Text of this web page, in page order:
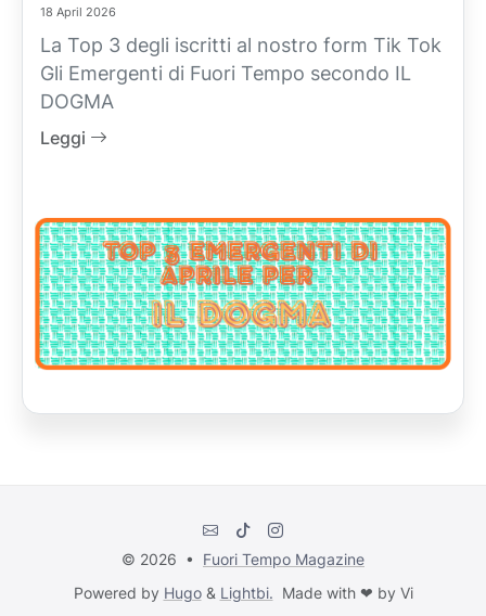
18 April 2026
La Top 3 degli iscritti al nostro form Tik Tok
Gli Emergenti di Fuori Tempo secondo IL
DOGMA
Leggi
© 2026 • Fuori Tempo Magazine
Powered by Hugo& Lightbi. Made with ❤ by Vi